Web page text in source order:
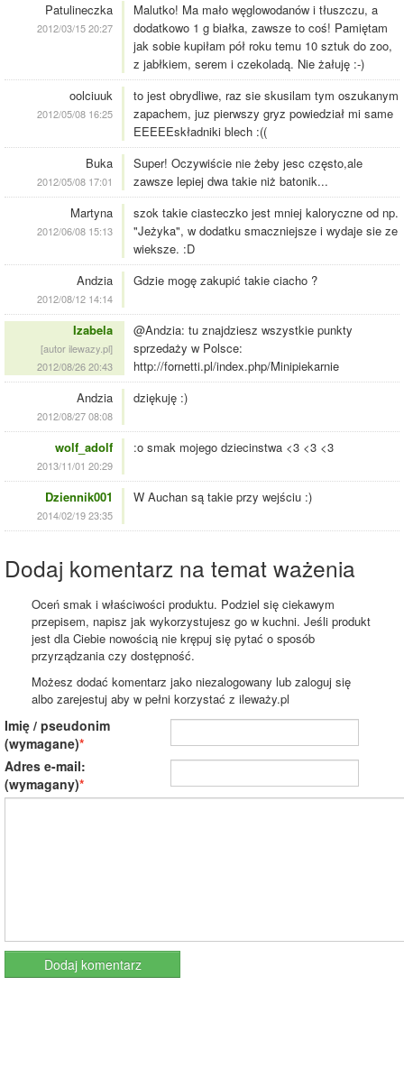
Patulineczka
2012/03/15 20:27
Malutko! Ma mało węglowodanów i tłuszczu, a
dodatkowo 1 g białka, zawsze to coś! Pamiętam
jak sobie kupiłam pół roku temu 10 sztuk do zoo,
z jabłkiem, serem i czekoladą. Nie żałuję :-)
oolciuuk
2012/05/08 16:25
to jest obrydliwe, raz sie skusilam tym oszukanym
zapachem, juz pierwszy gryz powiedział mi same
EEEEEskładniki blech :((
Buka
2012/05/08 17:01
Super! Oczywiście nie żeby jesc często,ale
zawsze lepiej dwa takie niż batonik...
Martyna
2012/06/08 15:13
szok takie ciasteczko jest mniej kaloryczne od np.
"Jeżyka", w dodatku smaczniejsze i wydaje sie ze
wieksze. :D
Andzia
2012/08/12 14:14
Gdzie mogę zakupić takie ciacho ?
Izabela
[autor ilewazy.pl]
2012/08/26 20:43
@Andzia: tu znajdziesz wszystkie punkty
sprzedaży w Polsce:
http://fornetti.pl/index.php/Minipiekarnie
Andzia
2012/08/27 08:08
dziękuję :)
wolf_adolf
2013/11/01 20:29
:o smak mojego dziecinstwa <3 <3 <3
Dziennik001
2014/02/19 23:35
W Auchan są takie przy wejściu :)
Dodaj komentarz na temat ważenia
Oceń smak i właściwości produktu. Podziel się ciekawym
przepisem, napisz jak wykorzystujesz go w kuchni. Jeśli produkt
jest dla Ciebie nowością nie krępuj się pytać o sposób
przyrządzania czy dostępność.
Możesz dodać komentarz jako niezalogowany lub zaloguj się
albo zarejestuj aby w pełni korzystać z ileważy.pl
Imię / pseudonim
(wymagane)
Adres e-mail:
(wymagany)